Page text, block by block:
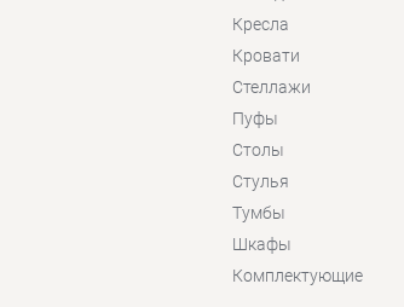
Кресла
Кровати
Стеллажи
Пуфы
Столы
Стулья
Тумбы
Шкафы
Комплектующие